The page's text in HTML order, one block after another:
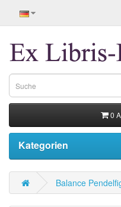
0
Kategorien
Balance